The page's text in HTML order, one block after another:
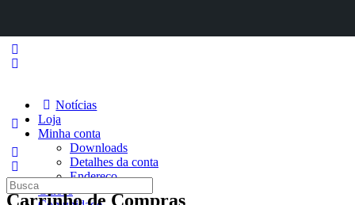
Notícias
Loja
Minha conta
Downloads
Detalhes da conta
Endereço
Cursos
Carrinho de Compras
Procurar
por: